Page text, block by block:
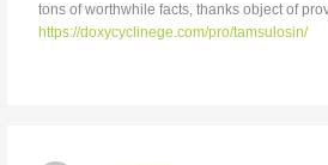
tons of worthwhile facts, thanks object of
https://doxycyclinege.com/pro/tamsulosin/